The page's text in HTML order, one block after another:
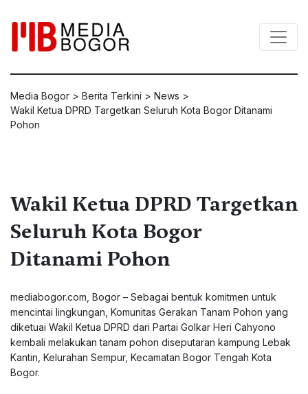
Media Bogor > Berita Terkini > News >
Wakil Ketua DPRD Targetkan Seluruh Kota Bogor Ditanami
Pohon
Wakil Ketua DPRD Targetkan
Seluruh Kota Bogor
Ditanami Pohon
mediabogor.com, Bogor – Sebagai bentuk komitmen untuk
mencintai lingkungan, Komunitas Gerakan Tanam Pohon yang
diketuai Wakil Ketua DPRD dari Partai Golkar Heri Cahyono
kembali melakukan tanam pohon diseputaran kampung Lebak
Kantin, Kelurahan Sempur, Kecamatan Bogor Tengah Kota
Bogor.